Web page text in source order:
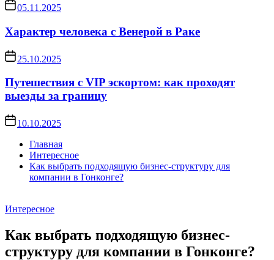
05.11.2025
Характер человека с Венерой в Раке
25.10.2025
Путешествия с VIP эскортом: как проходят
выезды за границу
10.10.2025
Главная
Интересное
Как выбрать подходящую бизнес-структуру для
компании в Гонконге?
Интересное
Как выбрать подходящую бизнес-
структуру для компании в Гонконге?